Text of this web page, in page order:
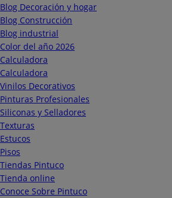
Blog Decoración y hogar
Blog Construcción
Blog industrial
Color del año 2026
Calculadora
Calculadora
Vinilos Decorativos
Pinturas Profesionales
Siliconas y Selladores
Texturas
Estucos
Pisos
Tiendas Pintuco
Tienda online
Conoce Sobre Pintuco